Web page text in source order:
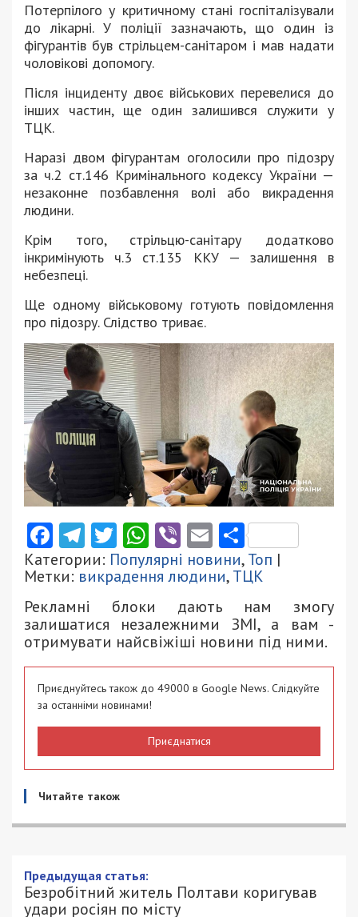
Потерпілого у критичному стані госпіталізували
до лікарні. У поліції зазначають, що один із
фігурантів був стрільцем-санітаром і мав надати
чоловікові допомогу.
Після інциденту двоє військових перевелися до
інших частин, ще один залишився служити у
ТЦК.
Наразі двом фігурантам оголосили про підозру
за ч.2 ст.146 Кримінального кодексу України —
незаконне позбавлення волі або викрадення
людини.
Крім того, стрільцю-санітару додатково
інкримінують ч.3 ст.135 ККУ — залишення в
небезпеці.
Ще одному військовому готують повідомлення
про підозру. Слідство триває.
Facebook
Telegram
Twitter
WhatsApp
ViberEmail
Категории: Популярні новини,Топ |
Метки: викрадення людини,ТЦК
Рекламні блоки дають нам змогу
залишатися незалежними ЗМІ, а вам -
отримувати найсвіжіші новини під ними.
Приєднуйтесь також до 49000 в Google News. Слідкуйте
за останніми новинами!
Приєднатися
Читайте також
Предыдущая статья:
Безробітний житель Полтави коригував
удари росіян по місту